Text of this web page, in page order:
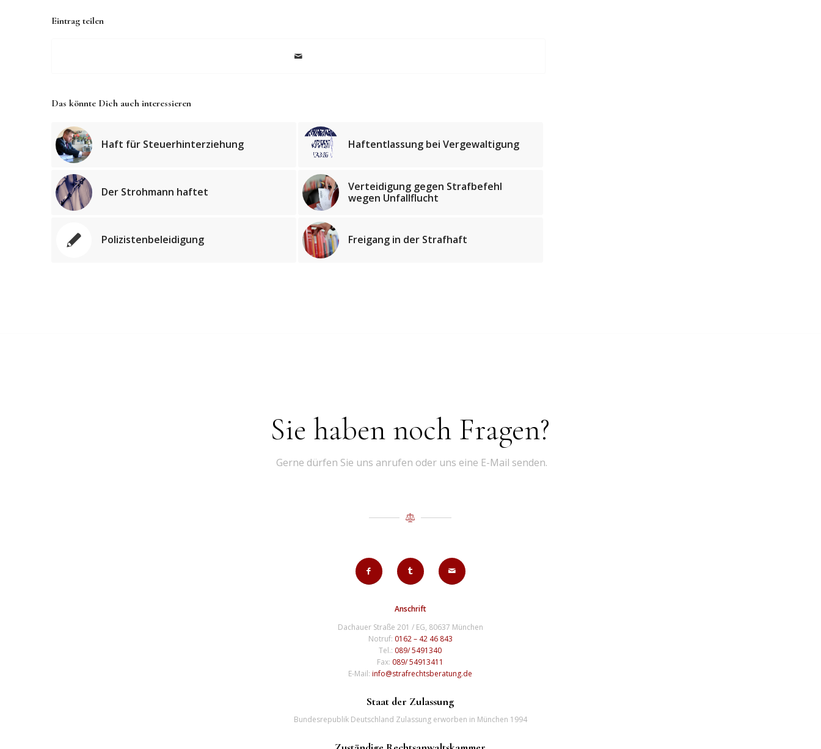
Eintrag teilen
Das könnte Dich auch interessieren
Haft für Steuerhinterziehung Haftentlassung bei Vergewaltigung
Der Strohmann haftet
Verteidigung gegen Strafbefehl
wegen Unfallflucht
Polizistenbeleidigung Freigang in der Strafhaft
Sie haben noch Fragen?
Gerne dürfen Sie uns anrufen oder uns eine E-Mail senden.
Anschrift
Dachauer Straße 201 / EG, 80637 München
Notruf: 0162 – 42 46 843
Tel.: 089/ 5491340
Fax: 089/ 54913411
E-Mail:info@strafrechtsberatung.de
Staat der Zulassung
Bundesrepublik Deutschland Zulassung erworben in München 1994